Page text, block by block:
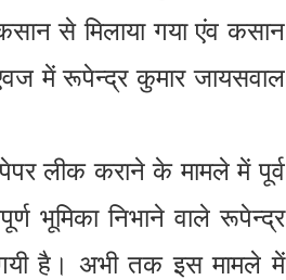
से मिलाया गया एंव कसान
में रूपेन्द्र कुमार जायसवाल
लीक कराने के मामले में पूर्व
भूमिका निभाने वाले रूपेन्द्र
गयी है। अभी तक इस मामले में